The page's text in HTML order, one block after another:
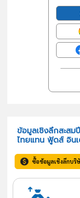
ข้อมูลเชิงลึกสะส
ไทยแทน ฟู้ดส์ อิน
ซื้อข้อมูลเชิงลึกบริ